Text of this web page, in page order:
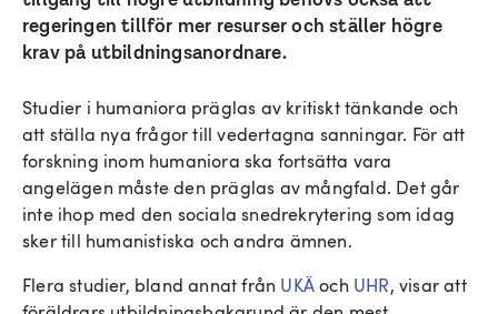
regeringen tillför mer resurser och ställer högre
krav på utbildningsanordnare.
Studier i humaniora präglas av kritiskt tänkande och
att ställa nya frågor till vedertagna sanningar. För att
forskning inom humaniora ska fortsätta vara
angelägen måste den präglas av mångfald. Det går
inte ihop med den sociala snedrekrytering som idag
sker till humanistiska och andra ämnen.
Flera studier, bland annat från UKÄoch UHR, visar att